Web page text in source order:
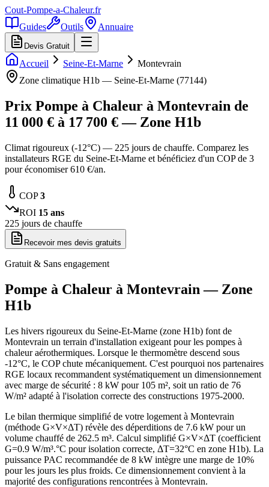
Cout-Pompe-a-Chaleur.fr
Guides
Outils Annuaire
Devis Gratuit
Accueil Seine-Et-Marne
Montevrain
Zone climatique H1b — Seine-Et-Marne (77144)
Prix Pompe à Chaleur à Montevrain de
11 000 € à 17 700 € — Zone H1b
Climat rigoureux (-12°C) — 225 jours de chauffe. Comparez les
installateurs RGE du Seine-Et-Marne et bénéficiez d'un COP de 3
pour économiser 610 €/an.
COP3
ROI 15 ans
225 jours de chauffe
Recevoir mes devis gratuits
Gratuit & Sans engagement
Pompe à Chaleur à Montevrain — Zone
H1b
Les hivers rigoureux du Seine-Et-Marne (zone H1b) font de
Montevrain un terrain d'installation exigeant pour les pompes à
chaleur aérothermiques. Lorsque le thermomètre descend sous
-12°C, le COP chute mécaniquement. C'est pourquoi nos partenaires
RGE locaux recommandent systématiquement un dimensionnement
avec marge de sécurité : 8 kW pour 105 m², soit un ratio de 76
W/m² adapté à l'isolation correcte des constructions 1975-2000.
Le bilan thermique simplifié de votre logement à Montevrain
(méthode G×V×ΔT) révèle des déperditions de 7.6 kW pour un
volume chauffé de 262.5 m³. Calcul simplifié G×V×ΔT (coefficient
G=0.9 W/m³.°C pour isolation correcte, ΔT=32°C en zone H1b). La
puissance PAC recommandée de 8 kW intègre une marge de 10%
pour les jours les plus froids. Ce dimensionnement convient à la
majorité des configurations rencontrées à Montevrain.